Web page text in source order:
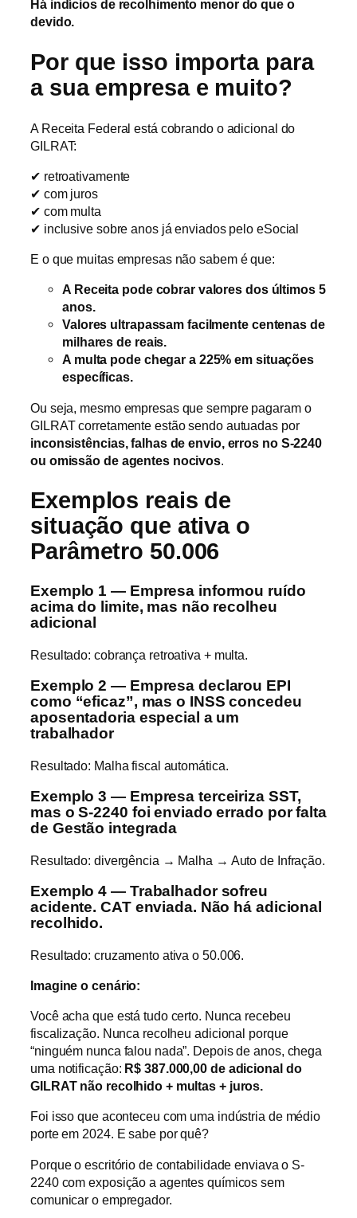
Há indícios de recolhimento menor do que o
devido.
Por que isso importa para
a sua empresa e muito?
A Receita Federal está cobrando o adicional do
GILRAT:
✔ retroativamente
✔ com juros
✔ com multa
✔ inclusive sobre anos já enviados pelo eSocial
E o que muitas empresas não sabem é que:
A Receita pode cobrar valores dos últimos 5
anos.
Valores ultrapassam facilmente centenas de
milhares de reais.
A multa pode chegar a 225% em situações
específicas.
Ou seja, mesmo empresas que sempre pagaram o
GILRAT corretamente estão sendo autuadas por
inconsistências, falhas de envio, erros no S-2240
ou omissão de agentes nocivos.
Exemplos reais de
situação que ativa o
Parâmetro 50.006
Exemplo 1 — Empresa informou ruído
acima do limite, mas não recolheu
adicional
Resultado: cobrança retroativa + multa.
Exemplo 2 — Empresa declarou EPI
como “eficaz”, mas o INSS concedeu
aposentadoria especial a um
trabalhador
Resultado: Malha fiscal automática.
Exemplo 3 — Empresa terceiriza SST,
mas o S-2240 foi enviado errado por falta
de Gestão integrada
Resultado: divergência → Malha → Auto de Infração.
Exemplo 4 — Trabalhador sofreu
acidente. CAT enviada. Não há adicional
recolhido.
Resultado: cruzamento ativa o 50.006.
Imagine o cenário:
Você acha que está tudo certo. Nunca recebeu
fiscalização. Nunca recolheu adicional porque
“ninguém nunca falou nada”. Depois de anos, chega
uma notificação: R$ 387.000,00 de adicional do
GILRAT não recolhido + multas + juros.
Foi isso que aconteceu com uma indústria de médio
porte em 2024. E sabe por quê?
Porque o escritório de contabilidade enviava o S-
2240 com exposição a agentes químicos sem
comunicar o empregador.